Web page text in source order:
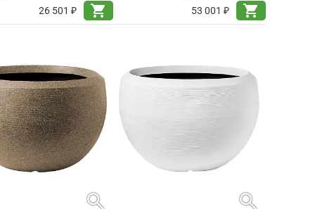
26 501 ₽
shopping_cart
53 001 ₽
shopping_cart
search search